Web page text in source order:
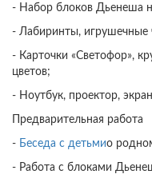
- Набор блоков Дьенеша
- Лабиринты, игрушечные
- Карточки «Светофор»,
цветов;
- Ноутбук, проектор, экран
Предварительная работа
- Беседа с детьмио
- Работа с блоками